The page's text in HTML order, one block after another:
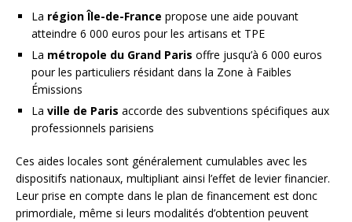
La région Île-de-France propose une aide pouvant
atteindre 6 000 euros pour les artisans et TPE
La métropole du Grand Paris offre jusqu’à 6 000 euros
pour les particuliers résidant dans la Zone à Faibles
Émissions
La ville de Paris accorde des subventions spécifiques aux
professionnels parisiens
Ces aides locales sont généralement cumulables avec les
dispositifs nationaux, multipliant ainsi l’effet de levier financier.
Leur prise en compte dans le plan de financement est donc
primordiale, même si leurs modalités d’obtention peuvent